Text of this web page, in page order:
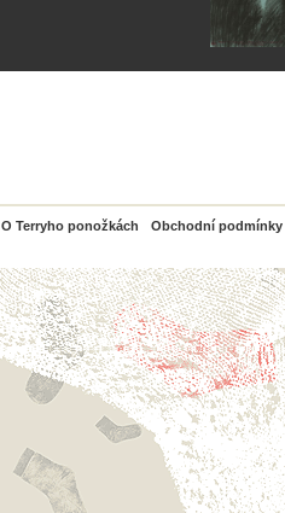
O Terryho ponožkách Obchodní podmínky
PayPal